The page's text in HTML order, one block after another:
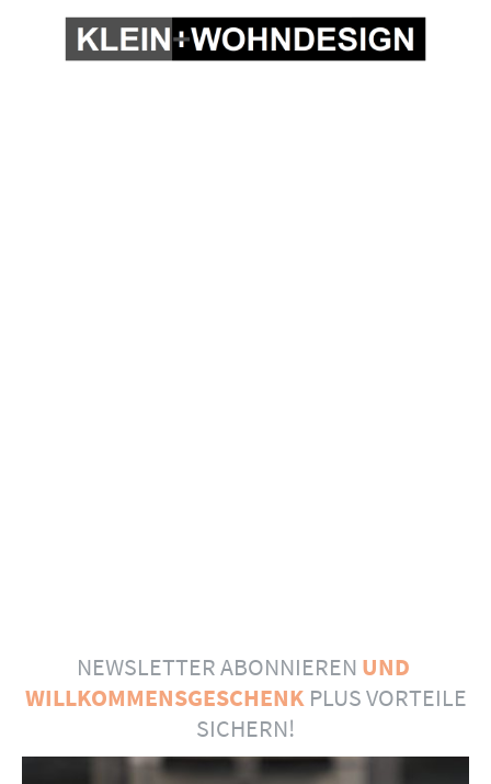
NEWSLETTER ABONNIEREN UND
WILLKOMMENSGESCHENK PLUS VORTEILE
SICHERN!